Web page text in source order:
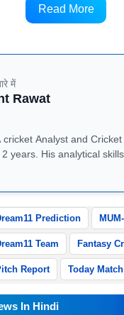
मैच से जुड़ी जानकारी
Read More
में
Rawat
cricket Analyst and
years. His analytical
very well in match
Prediction
Team Fantasy
Report Today
In Hindi